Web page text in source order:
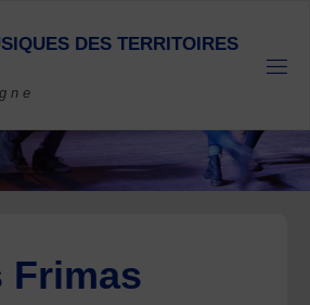
SIQUES DES TERRITOIRES
Frimas